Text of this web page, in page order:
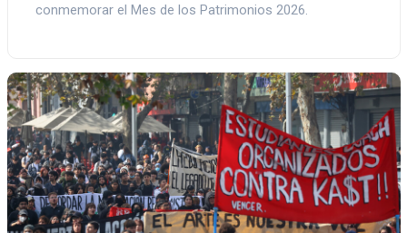
conmemorar el Mes de los Patrimonios 2026.